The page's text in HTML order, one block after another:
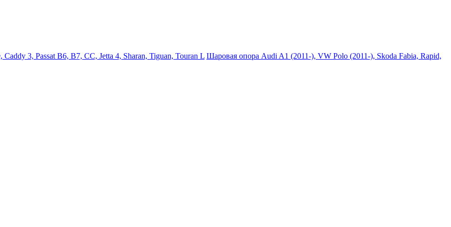
3, Passat B6, B7, CC, Jetta 4, Sharan, Tiguan, Touran L Шаровая опора Audi A1 (2011-), VW Polo (2011-), Skoda Fabia, Rapid,